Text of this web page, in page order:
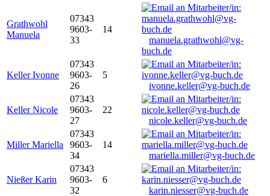
Grathwohl
Manuela
07343
9603-
33
14
manuela.grathwohl@vg-
buch.de
Keller Ivonne
07343
9603-
26
5
ivonne.keller@vg-buch.de
Keller Nicole
07343
9603-
27
22
nicole.keller@vg-buch.de
Miller Mariella
07343
9603-
34
14
mariella.miller@vg-buch.de
Nießer Karin
07343
9603-
32
6
karin.niesser@vg-buch.de